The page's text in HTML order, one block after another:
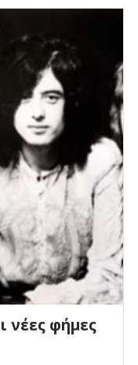
νέες φήμες